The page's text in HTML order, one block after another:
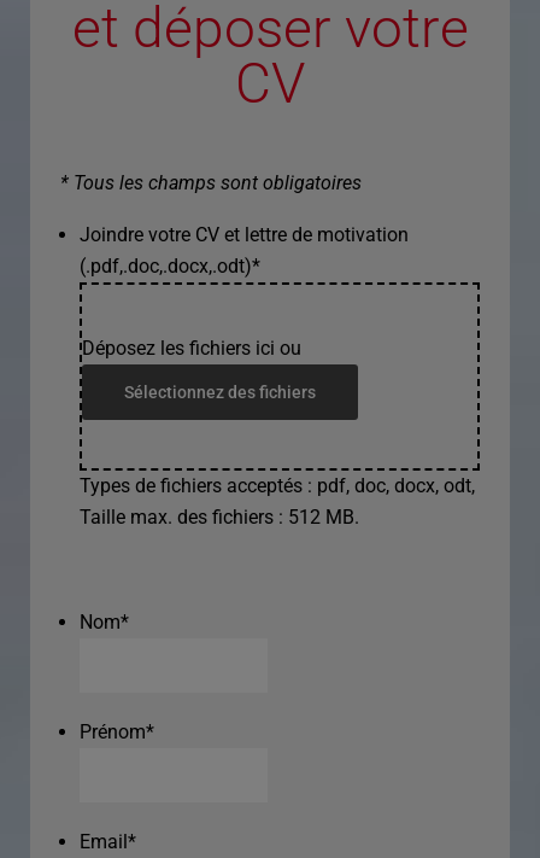
et déposer votre
CV
* Tous les champs sont obligatoires
Joindre votre CV et lettre de motivation
(.pdf,.doc,.docx,.odt)*
Déposez les fichiers ici ou
Sélectionnez des fichiers
Types de fichiers acceptés : pdf, doc, docx, odt,
Taille max. des fichiers : 512 MB.
Nom*
Prénom*
Email*